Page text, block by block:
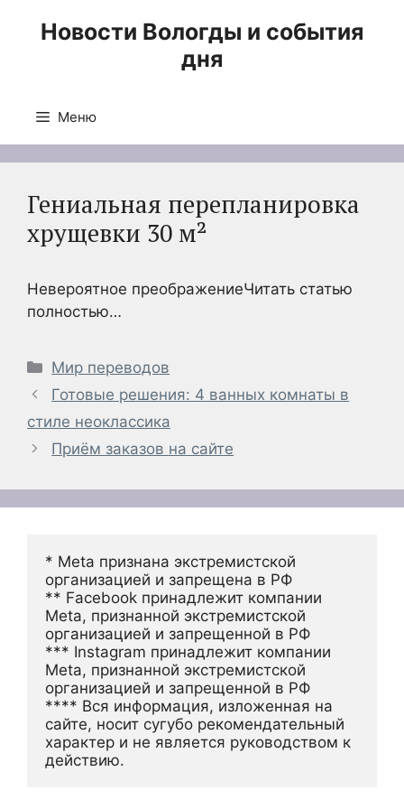
Новости Вологды и события
дня
Меню
Гениальная перепланировка
хрущевки 30 м²
Невероятное преображениеЧитать статью
полностью…
Рубрики
Мир переводов
Готовые решения: 4 ванных комнаты в
стиле неоклассика
Приём заказов на сайте
* Meta признана экстремистской
организацией и запрещена в РФ
** Facebook принадлежит компании
Meta, признанной экстремистской
организацией и запрещенной в РФ
*** Instagram принадлежит компании
Meta, признанной экстремистской
организацией и запрещенной в РФ
**** Вся информация, изложенная на
сайте, носит сугубо рекомендательный
характер и не является руководством к
действию.